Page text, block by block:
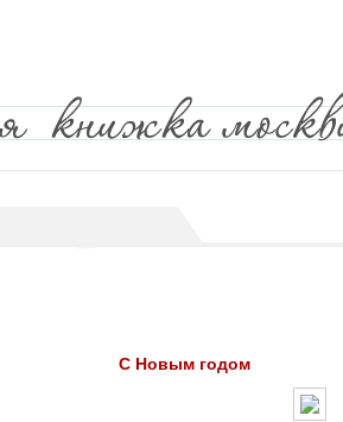
С Новым годом